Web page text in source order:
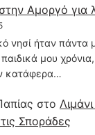
Αμοργό για
νησί ήταν πάντα
μου
κατάφερα…
στο
Σποράδες